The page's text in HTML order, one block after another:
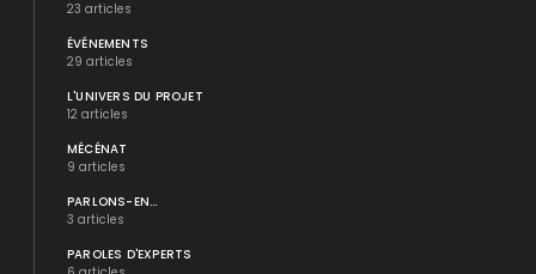
23 articles
ÉVÉNEMENTS
29 articles
L'UNIVERS DU PROJET
12 articles
MÉCÉNAT
9 articles
PARLONS-EN...
3 articles
PAROLES D'EXPERTS